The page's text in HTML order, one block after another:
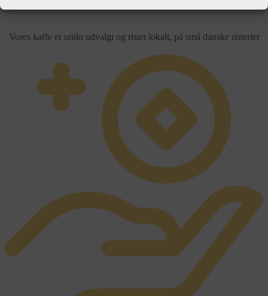
Vores kaffe er unikt udvalgt og ristet lokalt, på små danske risterier